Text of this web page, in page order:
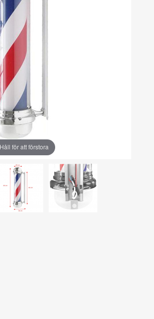
Håll för att förstora